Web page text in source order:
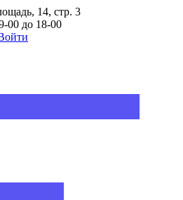
14, стр. 3
00 до 18-00